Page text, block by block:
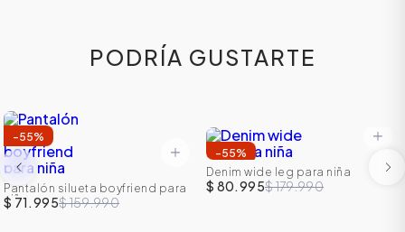
PODRÍA GUSTARTE
-55%
Pantalón silueta boyfriend para
niña
$ 71.995$ 159.990
-55%
Denim wide leg para niña
$ 80.995$ 179.990